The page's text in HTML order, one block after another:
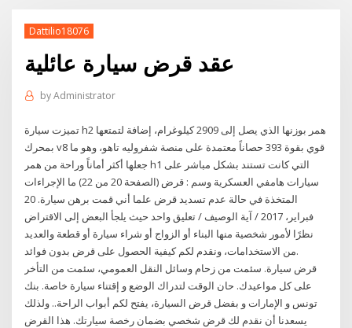
Dattilio18076
عقد قرض سيارة عائلية
byAdministrator
تميزت سيارة h2 همر بوزنها الذي يصل إلى 2909 كيلوغرام، إضافة لتمتعها
بمحرك v8 قوي بقوة 393 حصاناً معتمدة على منصة شفروليه تاهو، وهو ما
جعلها أكثر أماناً وراحة من همر h1 التي كانت تستند بشكل مباشر على
سيارات هامفي العسكرية وسم : قرض (الصفحة 20 من 22) ما الإجراءات
المتخذة في حالة عدم تسديد قرض علما أني قمت برهن سيارة. 20
فبراير، 2017 / آية الوصيف / تعليق واحد حيث يلجأ البعض إلى الاقتراض
نظرًا لأمور شخصية منها البناء أو الزواج أو شراء سيارة أو قطعة والعديد
من الاستخدامات، ونقدم لكم كيفية الحصول على قرض بدون فوائد.
قرض سيارة. سئمت من زحام وسائل النقل العمومي، سئمت من التأخر
على كل مواعيدك. حان الوقت لتدراك الوضع و إقتناء سيارة خاصة. بنك
تونس و الإمارات و بفضل قرض السيارة، يفتح لكم أبواب الراحة.. ولذلك
يسعدنا أن نقدم لك قرض شخصي بضمان رخصة سيارتك. هذا القرض